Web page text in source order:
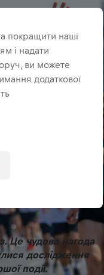
Це чудова нагода
дослідження
події.
покращити наші
і надати
ви можете
додаткової